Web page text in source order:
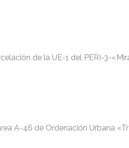
de la UE-1 del PERI-3-
A-46 de Ordenación Urbana